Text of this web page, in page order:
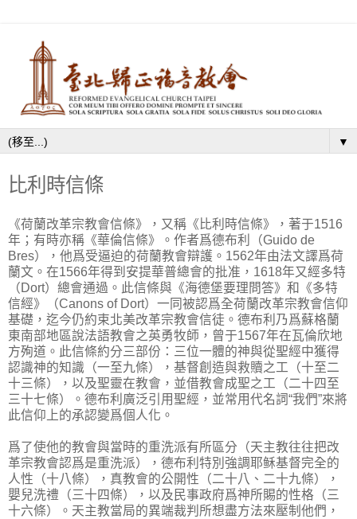
▼
比利時信條
《荷蘭改革宗教會信條》，又稱《比利時信條》，著于1516
年；有時亦稱《華倫信條》。作者爲德布利（Guido de
Bres），他爲受逼迫的荷蘭教會辯護。1562年由法文譯爲荷
蘭文。在1566年得到安提華普總會的批准，1618年又經多特
（Dort）總會通過。此信條與《海德堡要理問答》和《多特
信經》（Canons of Dort）一同被認爲全荷蘭改革宗教會信仰
基礎，迄今仍約束北美改革宗教會信徒。德布利乃爲蘇格蘭
東南部地區說法語教會之英勇牧師，曾于1567年在瓦倫欣地
方殉道。此信條約分三部份：三位一體的神與從聖經中獲得
認識神的知識（一至九條），基督創造與救贖之工（十至二
十三條），以及聖靈在教會，並借教會成聖之工（二十四至
三十七條）。德布利廣泛引用聖經，並常用代名詞“我們”來將
此信仰上的承認變爲個人化。
爲了使他的教會與當時的重洗派有所區分（天主教往往把改
革宗教會認爲是重洗派），德布利特別強調耶稣基督完全的
人性（十八條），真教會的公開性（二十八、二十九條），
嬰兒洗禮（三十四條），以及民事政府爲神所賜的性格（三
十六條）。天主教當局的異端裁判所想盡方法來壓制他們，